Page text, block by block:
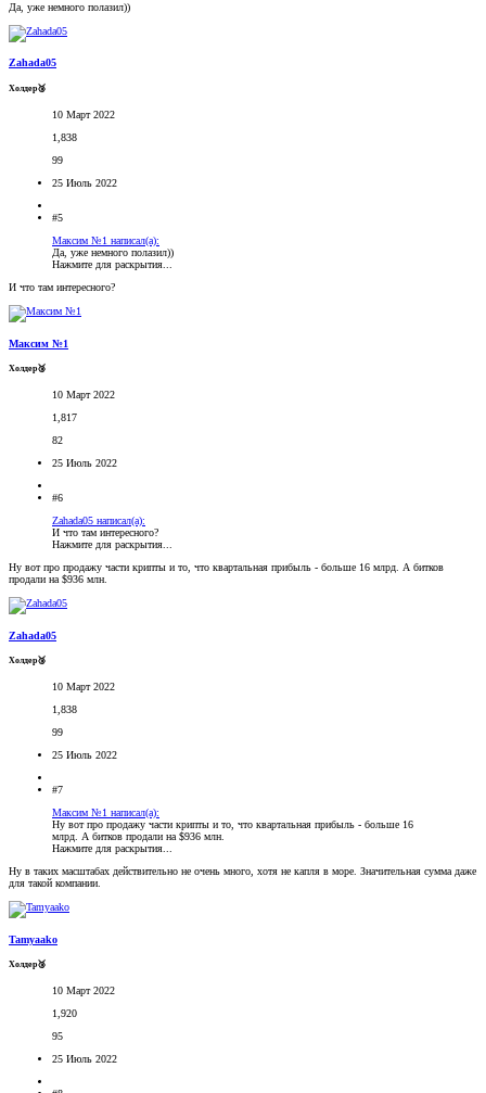
Да, уже немного полазил))
Zahada05
Холдер🥉
10 Март 2022
1,838
99
25 Июль 2022
#5
Максим №1 написал(а):
Да, уже немного полазил))
Нажмите для раскрытия...
И что там интересного?
Максим №1
Холдер🥉
10 Март 2022
1,817
82
25 Июль 2022
#6
Zahada05 написал(а):
И что там интересного?
Нажмите для раскрытия...
Ну вот про продажу части крипты и то, что квартальная прибыль - больше 16 млрд. А битков
продали на $936 млн.
Zahada05
Холдер🥉
10 Март 2022
1,838
99
25 Июль 2022
#7
Максим №1 написал(а):
Ну вот про продажу части крипты и то, что квартальная прибыль - больше 16
млрд. А битков продали на $936 млн.
Нажмите для раскрытия...
Ну в таких масштабах действительно не очень много, хотя не капля в море. Значительная сумма даже
для такой компании.
Tamyaako
Холдер🥉
10 Март 2022
1,920
95
25 Июль 2022